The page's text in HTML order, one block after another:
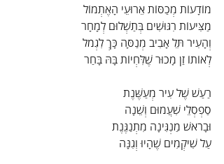
מוֹדָעוֹת מְכַסּוֹת אֵרוּעֵי הָאֶתְמוֹל
מַצִּיעוֹת רִגּוּשִׁים בְּתַשְׁלוּם לְמָחָר
וְהָעִיר תֵּל אָבִיב מְנַסָּה כָּךְ לִגְמֹל
לְאוֹתוֹ זַן מָכוּר שֶׁלִּחְיוֹת בָּהּ בָּחַר
רַעַשׁ שֶׁל עִיר מְעַשֶּׁנֶת
סַפְסְלֵי שִׁעֲמוּם וְשֵׁנָה
וּבָרֹאשׁ מַנְגִּינָה מִתְנַגֶּנֶת
עַל שִׁיקְמִים שֶׁהָיוּ וְגִנָּה